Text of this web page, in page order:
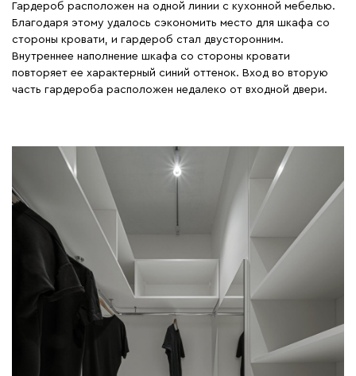
Гардероб расположен на одной линии с кухонной мебелью.
Благодаря этому удалось сэкономить место для шкафа со
стороны кровати, и гардероб стал двусторонним.
Внутреннее наполнение шкафа со стороны кровати
повторяет ее характерный синий оттенок. Вход во вторую
часть гардероба расположен недалеко от входной двери.